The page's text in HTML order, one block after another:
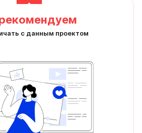
с данным проектом